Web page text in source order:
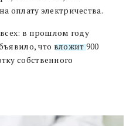
оплату электричества.
в прошлом году
что вложит900
собственного